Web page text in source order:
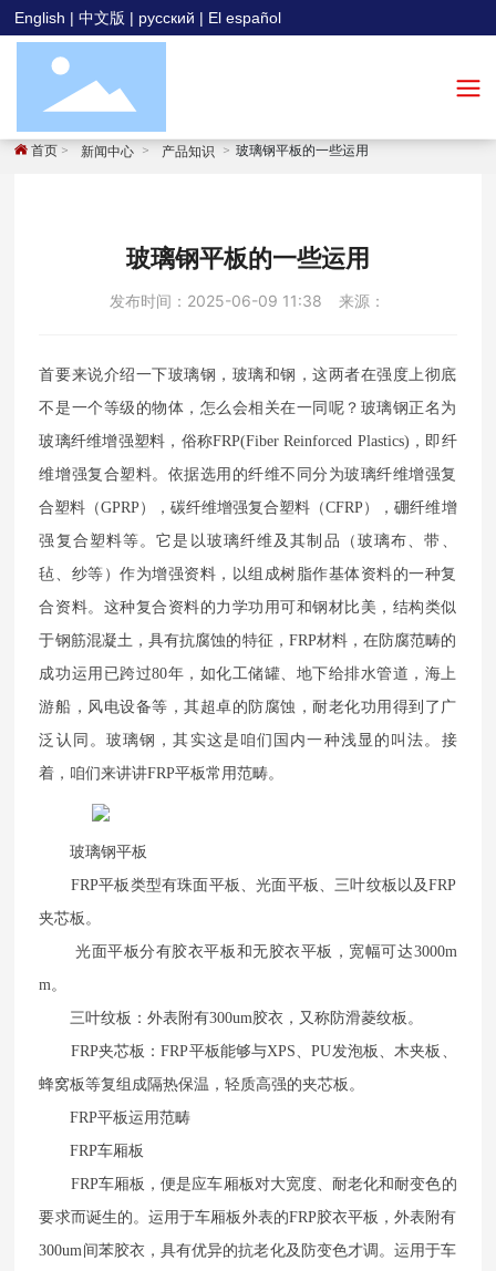
English |中文版 | русский | El español
首页 新闻中心 产品知识 玻璃钢平板的一些运用
玻璃钢平板的一些运用
发布时间： 2025-06-09 11:38 来源：
首要来说介绍一下玻璃钢，玻璃和钢，这两者在强度上彻底
不是一个等级的物体，怎么会相关在一同呢？玻璃钢正名为
玻璃纤维增强塑料，俗称FRP(Fiber Reinforced Plastics)，即纤
维增强复合塑料。依据选用的纤维不同分为玻璃纤维增强复
合塑料（GPRP），碳纤维增强复合塑料（CFRP），硼纤维增
强复合塑料等。它是以玻璃纤维及其制品（玻璃布、带、
毡、纱等）作为增强资料，以组成树脂作基体资料的一种复
合资料。这种复合资料的力学功用可和钢材比美，结构类似
于钢筋混凝土，具有抗腐蚀的特征，FRP材料，在防腐范畴的
成功运用已跨过80年，如化工储罐、地下给排水管道，海上
游船，风电设备等，其超卓的防腐蚀，耐老化功用得到了广
泛认同。玻璃钢，其实这是咱们国内一种浅显的叫法。接
着，咱们来讲讲FRP平板常用范畴。
玻璃钢平板
FRP平板类型有珠面平板、光面平板、三叶纹板以及FRP
夹芯板。
光面平板分有胶衣平板和无胶衣平板，宽幅可达3000m
m。
三叶纹板：外表附有300um胶衣，又称防滑菱纹板。
FRP夹芯板：FRP平板能够与XPS、PU发泡板、木夹板、
蜂窝板等复组成隔热保温，轻质高强的夹芯板。
FRP平板运用范畴
FRP车厢板
FRP车厢板，便是应车厢板对大宽度、耐老化和耐变色的
要求而诞生的。运用于车厢板外表的FRP胶衣平板，外表附有
300um间苯胶衣，具有优异的抗老化及防变色才调。运用于车